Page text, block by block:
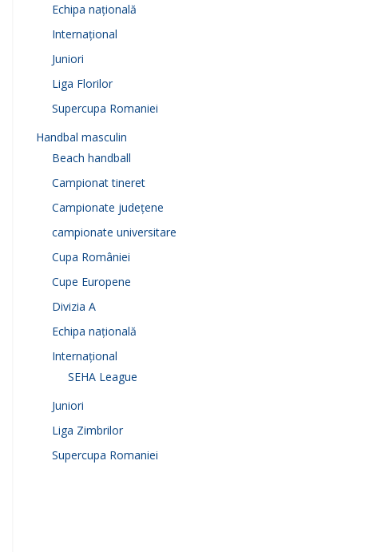
Echipa națională
Internațional
Juniori
Liga Florilor
Supercupa Romaniei
Handbal masculin
Beach handball
Campionat tineret
Campionate județene
campionate universitare
Cupa României
Cupe Europene
Divizia A
Echipa națională
Internațional
SEHA League
Juniori
Liga Zimbrilor
Supercupa Romaniei